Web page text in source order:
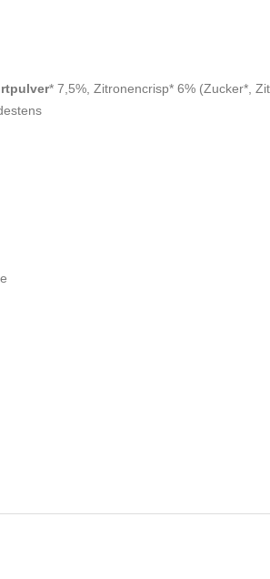
* 7,5%, Zitronencrisp* 6% (Zucker*,